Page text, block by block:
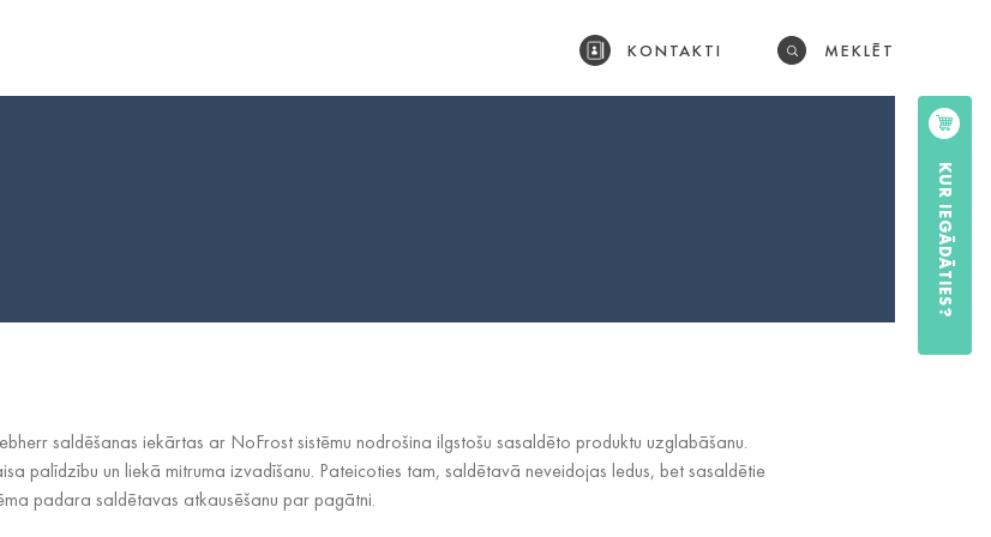
KUR IEGĀDĀTIES?
KONTAKTI MEKLĒT
saldēšanas iekārtas ar NoFrost sistēmu nodrošina ilgstošu sasaldēto produktu uzglabāšanu.
palīdzību un liekā mitruma izvadīšanu. Pateicoties tam, saldētavā neveidojas ledus, bet sasaldētie
padara saldētavas atkausēšanu par pagātni.